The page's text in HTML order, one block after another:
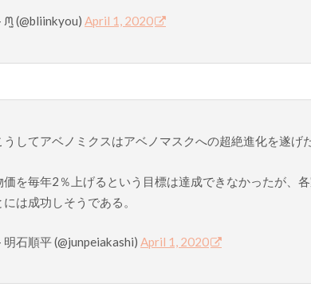
ᙏ̤̫ (@bliinkyou) April 1, 2020
うしてアベノミクスはアベノマスクへの超絶進化を遂げ
価を毎年2％上げるという目標は達成できなかったが、
には成功しそうである。
明石順平 (@junpeiakashi) April 1, 2020